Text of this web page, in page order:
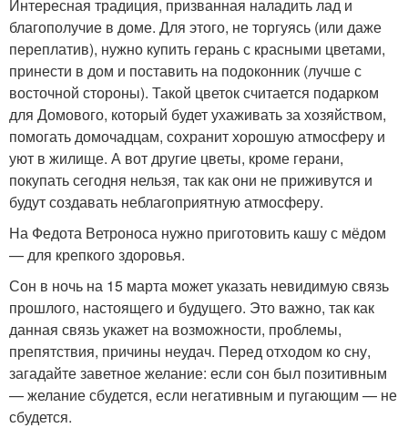
Интересная традиция, призванная наладить лад и
благополучие в доме. Для этого, не торгуясь (или даже
переплатив), нужно купить герань с красными цветами,
принести в дом и поставить на подоконник (лучше с
восточной стороны). Такой цветок считается подарком
для Домового, который будет ухаживать за хозяйством,
помогать домочадцам, сохранит хорошую атмосферу и
уют в жилище. А вот другие цветы, кроме герани,
покупать сегодня нельзя, так как они не приживутся и
будут создавать неблагоприятную атмосферу.
На Федота Ветроноса нужно приготовить кашу с мёдом
— для крепкого здоровья.
Сон в ночь на 15 марта может указать невидимую связь
прошлого, настоящего и будущего. Это важно, так как
данная связь укажет на возможности, проблемы,
препятствия, причины неудач. Перед отходом ко сну,
загадайте заветное желание: если сон был позитивным
— желание сбудется, если негативным и пугающим — не
сбудется.